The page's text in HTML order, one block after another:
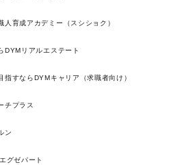
育成アカデミー（スシショク）
DYMリアルエステート
すならDYMキャリア（求職者向け）
チプラス
ン
グゼパート